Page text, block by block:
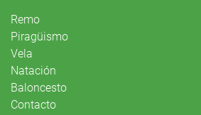
Remo
Piragüismo
Vela
Natación
Baloncesto
Contacto